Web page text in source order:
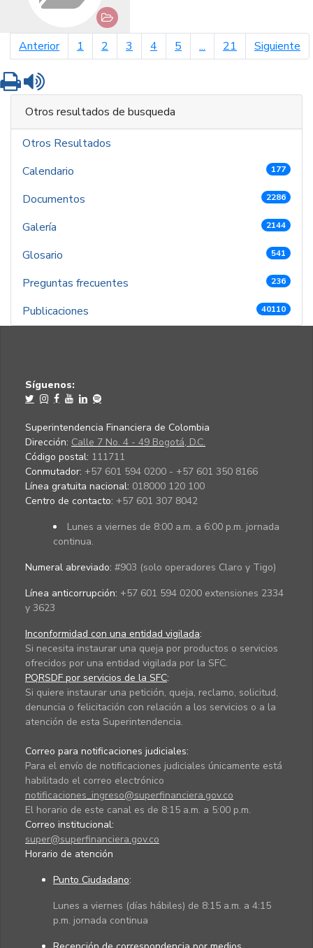
Anteriorpágina anterior
1 2 3 4 5 ... 21 Siguiente
Imprimir
Otros resultados de busqueda
Otros Resultados
Calendario
177
Documentos 2286
Galería 2144
Glosario 541
Preguntas frecuentes 236
Publicaciones 40110
Síguenos:
Superintendencia Financiera de Colombia
Dirección: Calle 7 No. 4 - 49 Bogotá, D.C.
Código postal: 111711
Conmutador: +57 601 594 0200 - +57 601 350 8166
Línea gratuita nacional: 018000 120 100
Centro de contacto: +57 601 307 8042
Lunes a viernes de 8:00 a.m. a 6:00 p.m. jornada
continua.
Numeral abreviado: #903 (solo operadores Claro y Tigo)
Línea anticorrupción: +57 601 594 0200 extensiones 2334
y 3623
Inconformidad con una entidad vigilada:
Si necesita instaurar una queja por productos o servicios
ofrecidos por una entidad vigilada por la SFC.
PQRSDF por servicios de la SFC:
Si quiere instaurar una petición, queja, reclamo, solicitud,
denuncia o felicitación con relación a los servicios o a la
atención de esta Superintendencia.
Correo para notificaciones judiciales:
Para el envío de notificaciones judiciales únicamente está
habilitado el correo electrónico
notificaciones_ingreso@superfinanciera.gov.co
El horario de este canal es de 8:15 a.m. a 5:00 p.m.
Correo institucional:
super@superfinanciera.gov.co
Horario de atención
Punto Ciudadano:
Lunes a viernes (días hábiles) de 8:15 a.m. a 4:15
p.m. jornada continua